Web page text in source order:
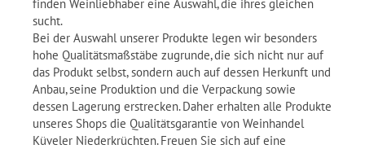
finden Weinliebhaber eine Auswahl, die ihres gleichen
sucht.
Bei der Auswahl unserer Produkte legen wir besonders
hohe Qualitätsmaßstäbe zugrunde, die sich nicht nur auf
das Produkt selbst, sondern auch auf dessen Herkunft und
Anbau, seine Produktion und die Verpackung sowie
dessen Lagerung erstrecken. Daher erhalten alle Produkte
unseres Shops die Qualitätsgarantie von Weinhandel
Küveler Niederkrüchten. Freuen Sie sich auf eine